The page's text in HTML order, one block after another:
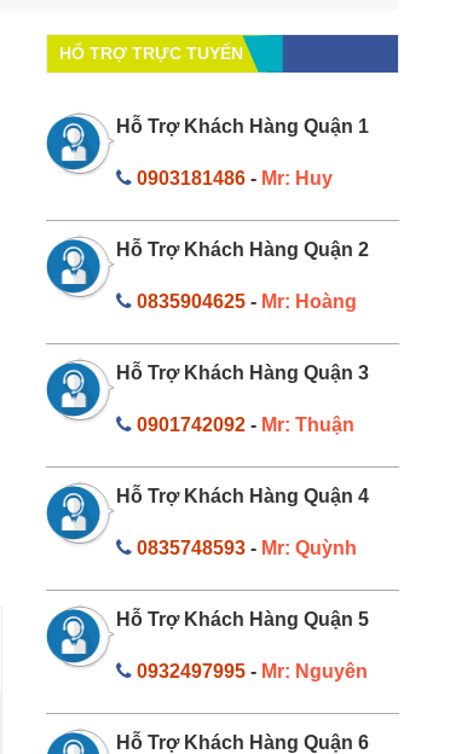
HỔ TRỢ TRỰC TUYẾN
Hỗ Trợ Khách Hàng Quận 1
0903181486 - Mr: Huy
Hỗ Trợ Khách Hàng Quận 2
0835904625 - Mr: Hoàng
Hỗ Trợ Khách Hàng Quận 3
0901742092 - Mr: Thuận
Hỗ Trợ Khách Hàng Quận 4
0835748593 - Mr: Quỳnh
Hỗ Trợ Khách Hàng Quận 5
0932497995 - Mr: Nguyên
Hỗ Trợ Khách Hàng Quận 6